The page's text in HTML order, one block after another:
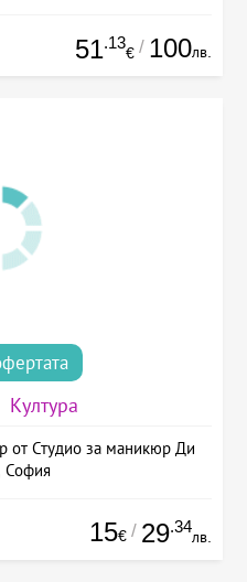
51.13
€ / 100лв.
Култура
от Студио за маникюр Ди
София
15€ / 29.34
лв.